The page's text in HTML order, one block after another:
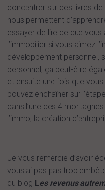
concentrer sur des livres
nous permettent
essayer de lire ce que
l’immobilier si vous aimez
développement personnel,
personnel, ça peut-être
et ensuite une fois que
pouvez enchaîner sur
dans l’une des 4
l’immo, la création
Je vous remercie d’avoir
vous ai pas pas trop
du blog Les revenus